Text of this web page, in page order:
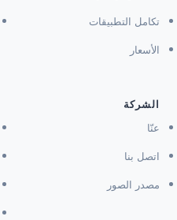
تكامل التطبيقات
الأسعار
الشركة
عنّا
اتصل بنا
مصدر الصور